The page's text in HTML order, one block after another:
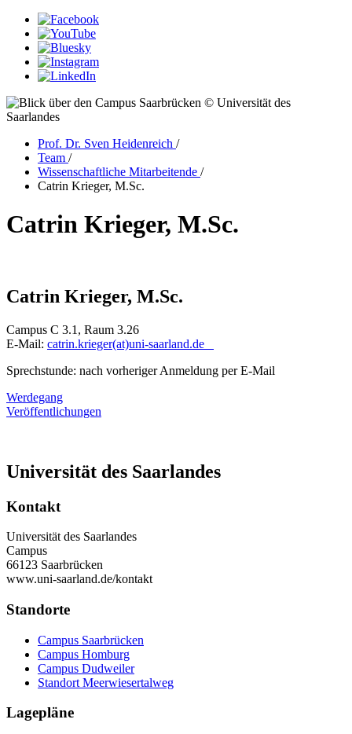
© Universität des
Saarlandes
Prof. Dr. Sven Heidenreich /
Team /
Wissenschaftliche Mitarbeitende /
Catrin Krieger, M.Sc.
Catrin Krieger, M.Sc.
Catrin Krieger, M.Sc.
Campus C 3.1, Raum 3.26
E-Mail: catrin.krieger(at)uni-saarland.de
Sprechstunde: nach vorheriger Anmeldung per E-Mail
Werdegang
Veröffentlichungen
Universität des Saarlandes
Kontakt
Universität des Saarlandes
Campus
66123 Saarbrücken
www.uni-saarland.de/kontakt
Standorte
Campus Saarbrücken
Campus Homburg
Campus Dudweiler
Standort Meerwiesertalweg
Lagepläne